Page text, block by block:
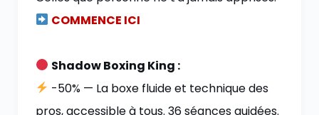
COMMENCE ICI
Shadow Boxing King :
-50% — La boxe fluide et technique des
pros, accessible à tous. 36 séances guidées.